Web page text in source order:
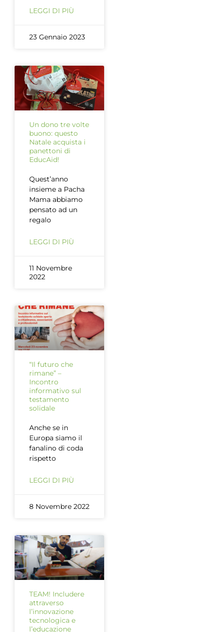
LEGGI DI PIÙ
23 Gennaio 2023
Un dono tre volte
buono: questo
Natale acquista i
panettoni di
EducAid!
Quest’anno
insieme a Pacha
Mama abbiamo
pensato ad un
regalo
LEGGI DI PIÙ
11 Novembre
2022
“Il futuro che
rimane” –
Incontro
informativo sul
testamento
solidale
Anche se in
Europa siamo il
fanalino di coda
rispetto
LEGGI DI PIÙ
8 Novembre 2022
TEAM! Includere
attraverso
l’innovazione
tecnologica e
l’educazione